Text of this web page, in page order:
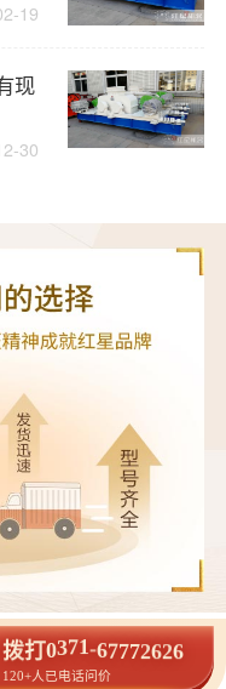
19
现
30
拨打0371-67772626
120+人已电话问价